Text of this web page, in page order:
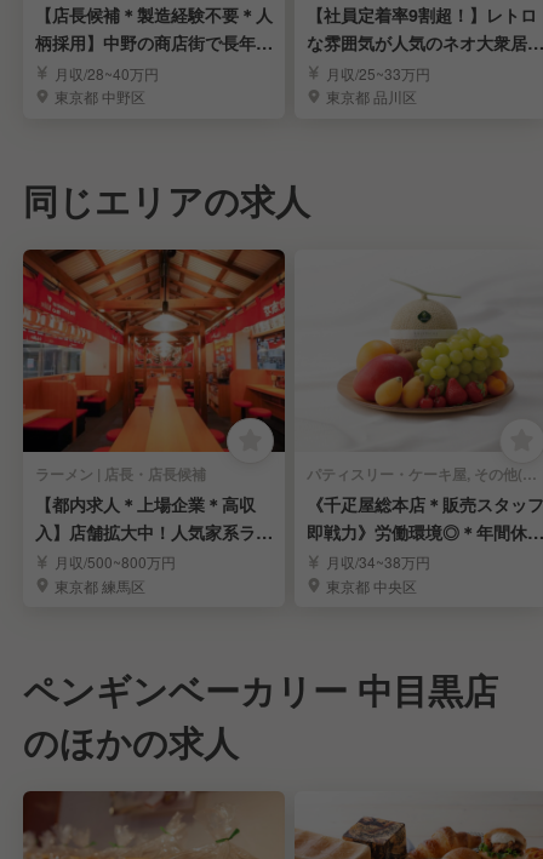
【店長候補＊製造経験不要＊人
柄採用】中野の商店街で長年愛
されるベーカリー
月収/28~40万円
東京都 中野区
【社員定着率9割超！】レトロ
な雰囲気が人気のネオ大衆居酒
屋／店長候補
月収/25~33万円
東京都 品川区
同じエリアの求人
ラーメン | 店長・店長候補
【都内求人＊上場企業＊高収
入】店舗拡大中！人気家系ラー
メン「町田商店」
月収/500~800万円
東京都 練馬区
パティスリー・ケーキ屋, その他(料理ジャンル) | 店長・店長候補
《千疋屋総本店＊販売スタッフ
即戦力》労働環境◎＊年間休1
15日＊賞与年3回
月収/34~38万円
東京都 中央区
ペンギンベーカリー 中目黒店
のほかの求人